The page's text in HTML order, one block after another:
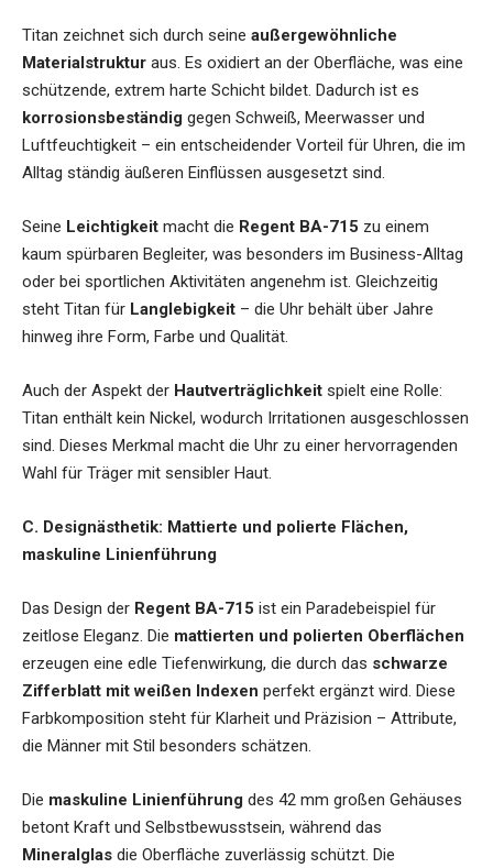
Titan zeichnet sich durch seine außergewöhnliche
Materialstruktur aus. Es oxidiert an der Oberfläche, was eine
schützende, extrem harte Schicht bildet. Dadurch ist es
korrosionsbeständig gegen Schweiß, Meerwasser und
Luftfeuchtigkeit – ein entscheidender Vorteil für Uhren, die im
Alltag ständig äußeren Einflüssen ausgesetzt sind.
Seine Leichtigkeit macht die Regent BA-715 zu einem
kaum spürbaren Begleiter, was besonders im Business-Alltag
oder bei sportlichen Aktivitäten angenehm ist. Gleichzeitig
steht Titan für Langlebigkeit – die Uhr behält über Jahre
hinweg ihre Form, Farbe und Qualität.
Auch der Aspekt der Hautverträglichkeit spielt eine Rolle:
Titan enthält kein Nickel, wodurch Irritationen ausgeschlossen
sind. Dieses Merkmal macht die Uhr zu einer hervorragenden
Wahl für Träger mit sensibler Haut.
C. Designästhetik: Mattierte und polierte Flächen,
maskuline Linienführung
Das Design der Regent BA-715 ist ein Paradebeispiel für
zeitlose Eleganz. Die mattierten und polierten Oberflächen
erzeugen eine edle Tiefenwirkung, die durch das schwarze
Zifferblatt mit weißen Indexen perfekt ergänzt wird. Diese
Farbkomposition steht für Klarheit und Präzision – Attribute,
die Männer mit Stil besonders schätzen.
Die maskuline Linienführung des 42 mm großen Gehäuses
betont Kraft und Selbstbewusstsein, während das
Mineralglas die Oberfläche zuverlässig schützt. Die